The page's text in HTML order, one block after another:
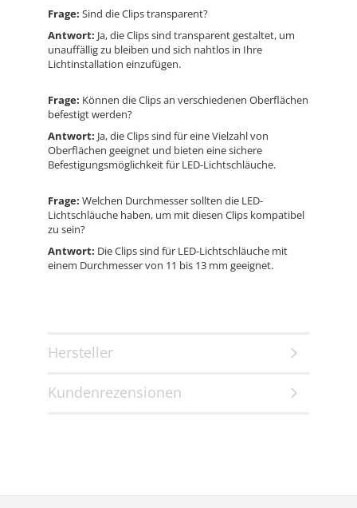
Frage: Sind die Clips transparent?
Antwort: Ja, die Clips sind transparent gestaltet, um
unauffällig zu bleiben und sich nahtlos in Ihre
Lichtinstallation einzufügen.
Frage: Können die Clips an verschiedenen Oberflächen
befestigt werden?
Antwort: Ja, die Clips sind für eine Vielzahl von
Oberflächen geeignet und bieten eine sichere
Befestigungsmöglichkeit für LED-Lichtschläuche.
Frage: Welchen Durchmesser sollten die LED-
Lichtschläuche haben, um mit diesen Clips kompatibel
zu sein?
Antwort: Die Clips sind für LED-Lichtschläuche mit
einem Durchmesser von 11 bis 13 mm geeignet.
Hersteller
Kundenrezensionen